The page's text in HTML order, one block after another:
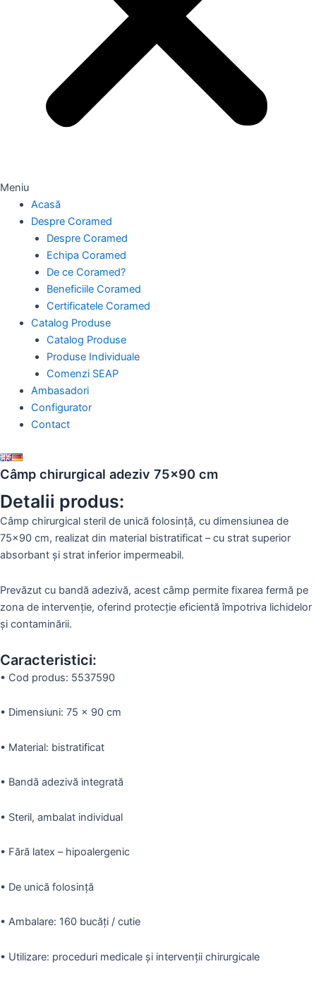
Meniu
Acasă
Despre Coramed
Despre Coramed
Echipa Coramed
De ce Coramed?
Beneficiile Coramed
Certificatele Coramed
Catalog Produse
Catalog Produse
Produse Individuale
Comenzi SEAP
Ambasadori
Configurator
Contact
Câmp chirurgical adeziv 75×90 cm
Detalii produs:
Câmp chirurgical steril de unică folosință, cu dimensiunea de
75×90 cm, realizat din material bistratificat – cu strat superior
absorbant și strat inferior impermeabil.
Prevăzut cu bandă adezivă, acest câmp permite fixarea fermă pe
zona de intervenție, oferind protecție eficientă împotriva lichidelor
și contaminării.
Caracteristici:
• Cod produs: 5537590
• Dimensiuni: 75 x 90 cm
• Material: bistratificat
• Bandă adezivă integrată
• Steril, ambalat individual
• Fără latex – hipoalergenic
• De unică folosință
• Ambalare: 160 bucăți / cutie
• Utilizare: proceduri medicale și intervenții chirurgicale